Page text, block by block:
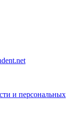
и персональных